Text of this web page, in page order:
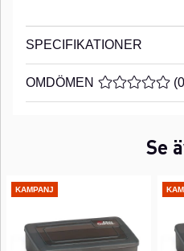
SPECIFIKATIONER
OMDÖMEN (0
Se
KAMPANJ